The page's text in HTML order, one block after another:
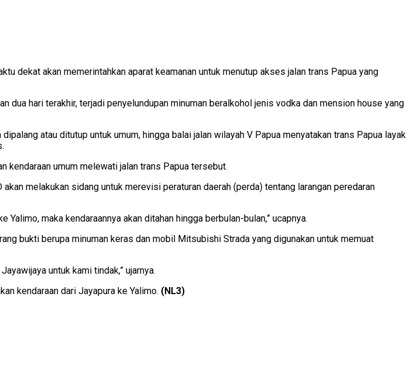
dekat akan memerintahkan aparat keamanan untuk menutup akses jalan trans Papua yang
dua hari terakhir, terjadi penyelundupan minuman beralkohol jenis vodka dan mension house yang
atau ditutup untuk umum, hingga balai jalan wilayah V Papua menyatakan trans Papua layak
kendaraan umum melewati jalan trans Papua tersebut.
melakukan sidang untuk merevisi peraturan daerah (perda) tentang larangan peredaran
maka kendaraannya akan ditahan hingga berbulan-bulan,” ucapnya.
bukti berupa minuman keras dan mobil Mitsubishi Strada yang digunakan untuk memuat
untuk kami tindak,” ujarnya.
kendaraan dari Jayapura ke Yalimo. (NL3)